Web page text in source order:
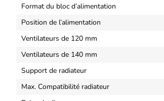
Format du bloc d’alimentation
Position de l’alimentation
Ventilateurs de 120 mm
Ventilateurs de 140 mm
Support de radiateur
Max. Compatibilité radiateur